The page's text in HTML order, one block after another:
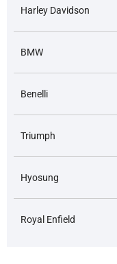
Harley Davidson
BMW
Benelli
Triumph
Hyosung
Royal Enfield